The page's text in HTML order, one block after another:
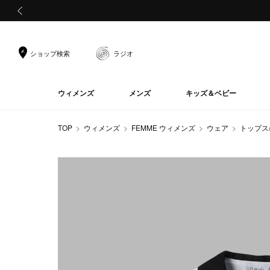
ショップ検索 ラジオ
ウィメンズ メンズ キッズ＆ベビー
TOP ウィメンズ FEMME ウィメンズ ウェア トップ